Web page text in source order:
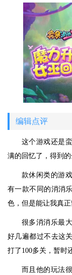
编辑点评
这个游戏还是
满的回忆了，得到
款休闲类的游
有一款不同的消消
色，但是能让我真正
很多消消乐最
好几遍都过不去这
打了100多关，暂时
而且他的玩法